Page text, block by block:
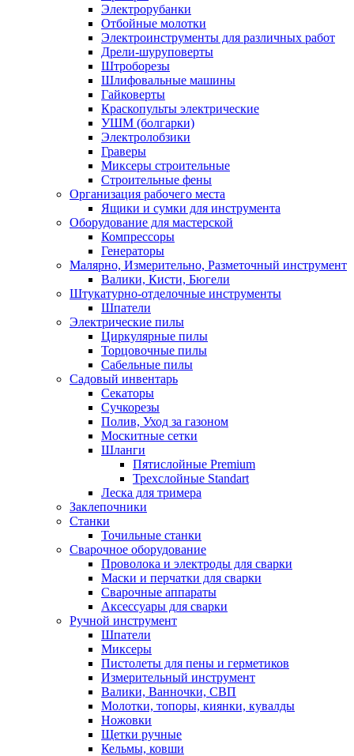
Электрорубанки
Отбойные молотки
Электроинструменты для различных работ
Дрели-шуруповерты
Штроборезы
Шлифовальные машины
Гайковерты
Краскопульты электрические
УШМ (болгарки)
Электролобзики
Граверы
Миксеры строительные
Строительные фены
Организация рабочего места
Ящики и сумки для инструмента
Оборудование для мастерской
Компрессоры
Генераторы
Малярно, Измерительно, Разметочный инструмент
Валики, Кисти, Бюгели
Штукатурно-отделочные инструменты
Шпатели
Электрические пилы
Циркулярные пилы
Торцовочные пилы
Сабельные пилы
Садовый инвентарь
Секаторы
Сучкорезы
Полив, Уход за газоном
Москитные сетки
Шланги
Пятислойные Premium
Трехслойные Standart
Леска для тримера
Заклепочники
Станки
Точильные станки
Сварочное оборудование
Проволока и электроды для сварки
Маски и перчатки для сварки
Сварочные аппараты
Аксессуары для сварки
Ручной инструмент
Шпатели
Миксеры
Пистолеты для пены и герметиков
Измерительный инструмент
Валики, Ванночки, СВП
Молотки, топоры, киянки, кувалды
Ножовки
Щетки ручные
Кельмы, ковши